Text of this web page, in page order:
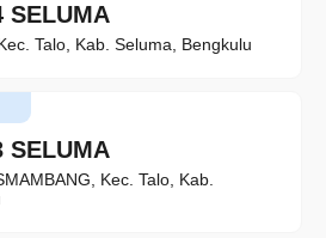
SELUMA
Talo, Kab. Seluma, Bengkulu
SELUMA
Kec. Talo, Kab.